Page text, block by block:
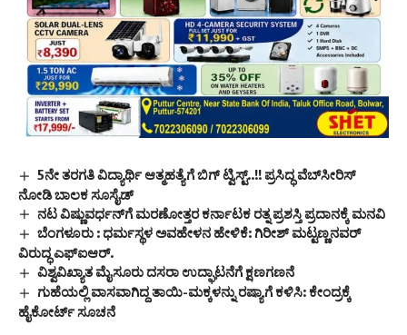
5ನೇ ತರಗತಿ ವಿದ್ಯಾರ್ಥಿ ಆತ್ಮಹತ್ಯೆಗೆ ಬಿಗ್ ಟ್ವಿಸ್ಟ್..!! ಪ್ರಸಿದ್ಧ ವೆಬ್‌ಸೀರಿಸ್‌
ನೋಡಿ ಬಾಲಕ ಸೂಸೈಡ್
ನಟ ವಿಷ್ಣುವರ್ಧನ್‌ಗೆ ಮರಣೋತ್ತರ ಕರ್ನಾಟಕ ರತ್ನ ಪ್ರಶಸ್ತಿ ಪ್ರದಾನಕ್ಕೆ ಮನವಿ
ಬೆಂಗಳೂರು : ಧರ್ಮಸ್ಥಳ ಅವಹೇಳನ ಹೇಳಿಕೆ: ಗಿರೀಶ್ ಮಟ್ಟಣ್ಣನವರ್
ವಿರುದ್ಧ ಎಫ್‌ಐಆರ್.
ವಿಶ್ವವಿಖ್ಯಾತ ಮೈಸೂರು ದಸರಾ ಉದ್ಘಾಟನೆಗೆ ಕ್ಷಣಗಣನೆ
ಗುಹೆಯಲ್ಲಿ ವಾಸವಾಗಿದ್ದ ತಾಯಿ-ಮಕ್ಕಳನ್ನು ರಷ್ಯಾಗೆ ಕಳಿಸಿ: ಕೇಂದ್ರಕ್ಕೆ
ಹೈಕೋರ್ಟ್ ಸೂಚನೆ